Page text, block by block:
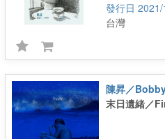
台灣
陳昇／
末日遺緒／